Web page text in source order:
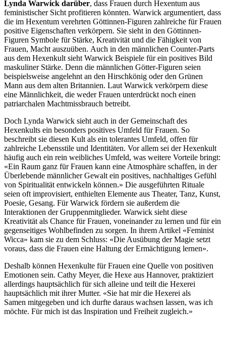
Lynda Warwick darüber, dass Frauen durch Hexentum aus
feministischer Sicht profitieren könnten. Warwick argumentiert, dass
die im Hexentum verehrten Göttinnen-Figuren zahlreiche für Frauen
positive Eigenschaften verkörpern. Sie sieht in den Göttinnen-
Figuren Symbole für Stärke, Kreativität und die Fähigkeit von
Frauen, Macht auszuüben. Auch in den männlichen Counter-Parts
aus dem Hexenkult sieht Warwick Beispiele für ein positives Bild
maskuliner Stärke. Denn die männlichen Götter-Figuren seien
beispielsweise angelehnt an den Hirschkönig oder den Grünen
Mann aus dem alten Britannien. Laut Warwick verkörpern diese
eine Männlichkeit, die weder Frauen unterdrückt noch einen
patriarchalen Machtmissbrauch betreibt.
Doch Lynda Warwick sieht auch in der Gemeinschaft des
Hexenkults ein besonders positives Umfeld für Frauen. So
beschreibt sie diesen Kult als ein tolerantes Umfeld, offen für
zahlreiche Lebensstile und Identitäten. Vor allem sei der Hexenkult
häufig auch ein rein weibliches Umfeld, was weitere Vorteile bringt:
«Ein Raum ganz für Frauen kann eine Atmosphäre schaffen, in der
Überlebende männlicher Gewalt ein positives, nachhaltiges Gefühl
von Spiritualität entwickeln können.» Die ausgeführten Rituale
seien oft improvisiert, enthielten Elemente aus Theater, Tanz, Kunst,
Poesie, Gesang. Für Warwick fördern sie außerdem die
Interaktionen der Gruppenmitglieder. Warwick sieht diese
Kreativität als Chance für Frauen, voneinander zu lernen und für ein
gegenseitiges Wohlbefinden zu sorgen. In ihrem Artikel «Feminist
Wicca» kam sie zu dem Schluss: «Die Ausübung der Magie setzt
voraus, dass die Frauen eine Haltung der Ermächtigung lernen».
Deshalb können Hexenkulte für Frauen eine Quelle von positiven
Emotionen sein. Cathy Meyer, die Hexe aus Hannover, praktiziert
allerdings hauptsächlich für sich alleine und teilt die Hexerei
hauptsächlich mit ihrer Mutter. «Sie hat mir die Hexerei als
Samen mitgegeben und ich durfte daraus wachsen lassen, was ich
möchte. Für mich ist das Inspiration und Freiheit zugleich.»